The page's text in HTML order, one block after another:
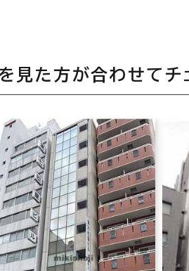
見た方が合わせてチ